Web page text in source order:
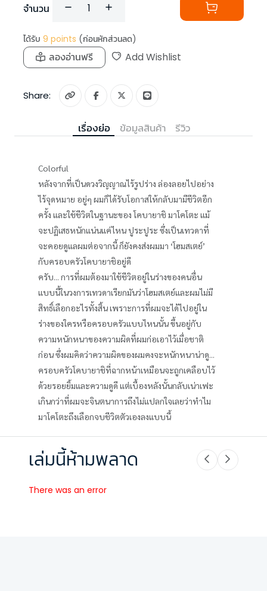
จำนวน
ได้รับ 9 points (ก่อนหักส่วนลด)
ลองอ่านฟรี Add Wishlist
Share:
เรื่องย่อ ข้อมูลสินค้า รีวิว
Colorful
หลังจากที่เป็นดวงวิญญาณไร้รูปร่าง ล่องลอยไปอย่าง
ไร้จุดหมาย อยู่ๆ ผมก็ได้รับโอกาสให้กลับมามีชีวิตอีก
ครั้ง และใช้ชีวิตในฐานะของ โคบายาชิ มาโคโตะ แม้
จะปฏิเสธหนักแน่นแค่ไหน ปูระปูระ ซึ่งเป็นเทวดาที่
จะคอยดูแลผมต่อจากนี้ ก็ยังคงส่งผมมา ‘โฮมสเตย์’
กับครอบครัวโคบายาชิอยู่ดี
ครับ... การที่ผมต้องมาใช้ชีวิตอยู่ในร่างของคนอื่น
แบบนี้ในวงการเทวดาเรียกมันว่าโฮมสเตย์และผมไม่มี
สิทธิ์เลือกอะไรทั้งสิ้น เพราะการที่ผมจะได้ไปอยู่ใน
ร่างของใครหรือครอบครัวแบบไหนนั้น ขึ้นอยู่กับ
ความหนักหนาของความผิดที่ผมก่อเอาไว้เมื่อชาติ
ก่อน ซึ่งผมคิดว่าความผิดของผมคงจะหนักหนาน่าดู...
ครอบครัวโคบายาชิที่ฉากหน้าเหมือนจะถูกเคลือบไว้
ด้วยรอยยิ้มและความดูดี แต่เบื้องหลังนั้นกลับเน่าเฟะ
เกินกว่าที่ผมจะจินตนาการถึงไม่แปลกใจเลยว่าทำไม
มาโคโตะถึงเลือกจบชีวิตตัวเองลงแบบนี้
เล่มนี้ห้ามพลาด
There was an error